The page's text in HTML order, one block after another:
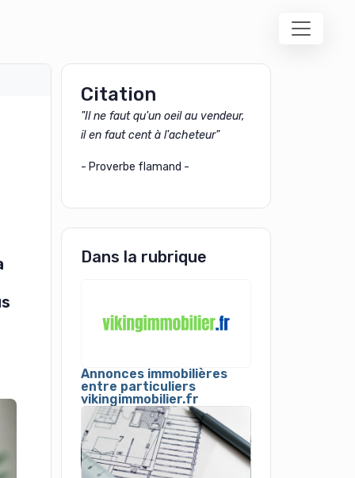
Citation
"Il ne faut qu'un oeil au vendeur,
il en faut cent à l'acheteur"
- Proverbe flamand -
Dans la rubrique
Annonces immobilières
entre particuliers
vikingimmobilier.fr